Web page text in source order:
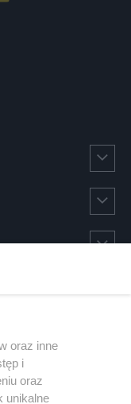
oraz inne
i
oraz
unikalne